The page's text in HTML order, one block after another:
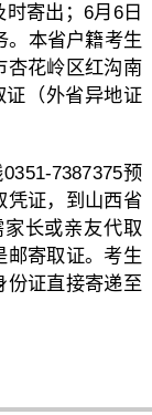
寄出；6月6日
。本省户籍考生
杏花岭区红沟南
证（外省异地证
7387375预
凭证，到山西省
长或亲友代取
邮寄取证。考生
份证直接寄递至